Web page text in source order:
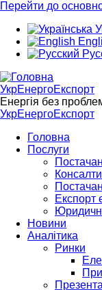
Перейти до
УкрЕнергоЕкспорт
Енергія без
УкрЕнергоЕкспорт
Головна
Послуги
Експорт
Новини
Аналітика
Ринки